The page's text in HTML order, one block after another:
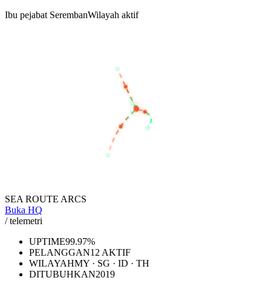
Ibu pejabat SerembanWilayah aktif
SINGAPORE
SEA ROUTE ARCS
Buka HQ
/ telemetri
UPTIME99.97%
PELANGGAN12 AKTIF
WILAYAHMY · SG · ID · TH
DITUBUHKAN2019